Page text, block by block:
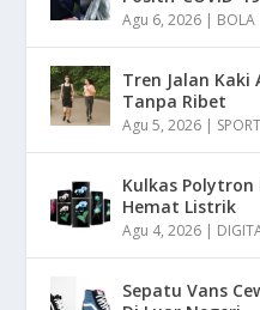
Agu 6, 2026 | BOLA
Tren Jalan Kaki
Tanpa Ribet
Agu 5, 2026 | SPORT
Kulkas Polytron
Hemat Listrik
Agu 4, 2026 |
Sepatu Vans